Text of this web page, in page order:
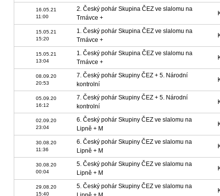
16.05.21
11:00
2. Český pohár Skupina ČEZ ve slalomu na
Trnávce +
15.05.21
15:20
1. Český pohár Skupina ČEZ ve slalomu na
Trnávce +
15.05.21
13:04
1. Český pohár Skupina ČEZ ve slalomu na
Trnávce +
08.09.20
20:53
7. Český pohár Skupiny ČEZ + 5. Národní
kontrolní
05.09.20
16:12
7. Český pohár Skupiny ČEZ + 5. Národní
kontrolní
02.09.20
23:04
6. Český pohár Skupiny ČEZ ve slalomu na
Lipně + M
30.08.20
11:36
6. Český pohár Skupiny ČEZ ve slalomu na
Lipně + M
30.08.20
00:04
5. Český pohár Skupiny ČEZ ve slalomu na
Lipně + M
29.08.20
15:40
5. Český pohár Skupiny ČEZ ve slalomu na